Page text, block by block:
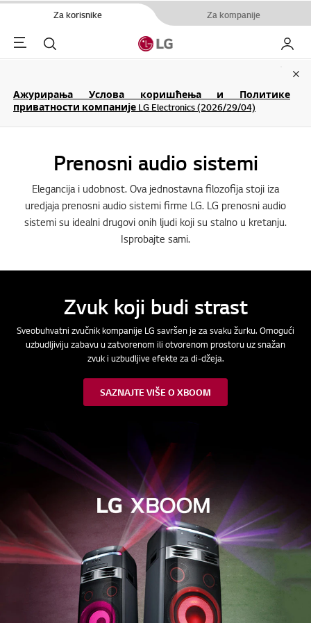
Za korisnike Za kompanije
Menu Pretraga Moj LG
Ажурирања Услова коришћења и Политике
приватности компаније LG Electronics (2026/29/04)
Prenosni audio sistemi
Elegancija i udobnost. Ova jednostavna filozofija stoji iza
uredjaja prenosni audio sistemi firme LG. LG prenosni audio
sistemi su idealni drugovi onih ljudi koji su stalno u kretanju.
Isprobajte sami.
Zvuk koji budi strast
Sveobuhvatni zvučnik kompanije LG savršen je za svaku žurku. Omogući
uzbudljiviju zabavu u zatvorenom ili otvorenom prostoru uz snažan
zvuk i uzbudljive efekte za di-džeja.
SAZNAJTE VIŠE O XBOOM